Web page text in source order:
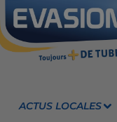
ACTUS LOCALES